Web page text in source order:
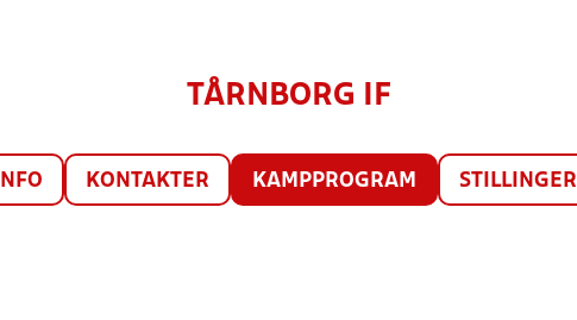
TÅRNBORG IF
KONTAKTER KAMPPROGRAM STILLINGER